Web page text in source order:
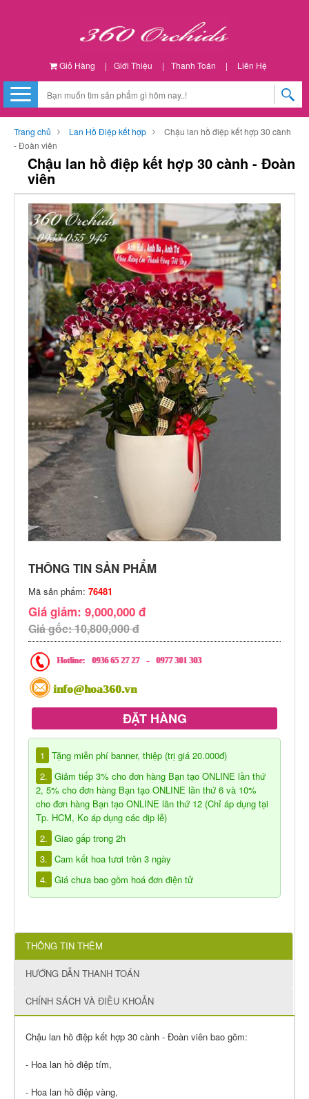
Giỏ Hàng | Giới Thiệu | Thanh Toán | Liên Hệ
Trang chủ Lan Hồ Điệp kết hợp
Chậu lan hồ điệp kết hợp 30 cành
- Đoàn viên
Chậu lan hồ điệp kết hợp 30 cành - Đoàn
viên
THÔNG TIN SẢN PHẨM
Mã sản phẩm: 76481
Giá giảm: 9,000,000 đ
Giá gốc: 10,800,000 đ
Hotline: 0936 65 27 27 - 0977 301 303
info@hoa360.vn
ĐẶT HÀNG
1
Tặng miễn phí banner, thiệp (trị giá 20.000đ)
2. Giảm tiếp 3% cho đơn hàng Bạn tạo ONLINE lần thứ
2, 5% cho đơn hàng Bạn tạo ONLINE lần thứ 6 và 10%
cho đơn hàng Bạn tạo ONLINE lần thứ 12 (Chỉ áp dụng tại
Tp. HCM, Ko áp dụng các dịp lễ)
2. Giao gấp trong 2h
3. Cam kết hoa tươi trên 3 ngày
4. Giá chưa bao gồm hoá đơn điện tử
THÔNG TIN THÊM
HƯỚNG DẪN THANH TOÁN
CHÍNH SÁCH VÀ ĐIỀU KHOẢN
Chậu lan hồ điệp kết hợp 30 cành - Đoàn viên bao gồm:
- Hoa lan hồ điệp tím,
- Hoa lan hồ điệp vàng,